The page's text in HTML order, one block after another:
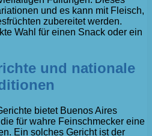
und es kann mit Fleisch,
zubereitet werden.
Wahl für einen Snack oder ein
und nationale
bietet Buenos Aires
für wahre Feinschmecker eine
Ein solches Gericht ist der